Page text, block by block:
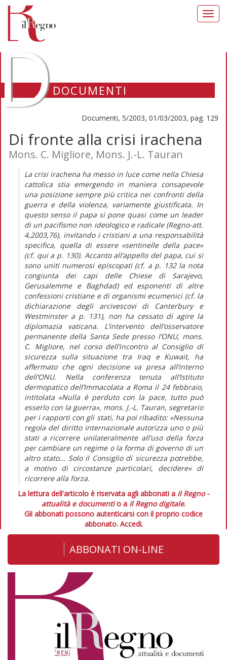
DOCUMENTI
Documenti, 5/2003, 01/03/2003, pag. 129
Di fronte alla crisi irachena
Mons. C. Migliore, Mons. J.-L. Tauran
La crisi irachena ha messo in luce come nella Chiesa
cattolica stia emergendo in maniera consapevole
una posizione sempre più critica nei confronti della
guerra e della violenza, variamente giustificata. In
questo senso il papa si pone quasi come un leader
di un pacifismo non ideologico e radicale (Regno-att.
4,2003,76), invitando i cristiani a una responsabilità
specifica, quella di essere «sentinelle della pace»
(cf. qui a p. 130). Accanto all’appello del papa, cui si
sono uniti numerosi episcopati (cf. a p. 132 la nota
congiunta dei capi delle Chiese di Sarajevo,
Gerusalemme e Baghdad) ed esponenti di altre
confessioni cristiane e di organismi ecumenici (cf. la
dichiarazione degli arcivescovi di Canterbury e
Westminster a p. 131), non ha cessato di agire la
diplomazia vaticana. L’intervento dell’osservatore
permanente della Santa Sede presso l’ONU, mons.
C. Migliore, nel corso dell’incontro al Consiglio di
sicurezza sulla situazione tra Iraq e Kuwait, ha
affermato che ogni decisione va presa all’interno
dell’ONU. Nella conferenza tenuta all’Istituto
dermopatico dell’Immacolata a Roma il 24 febbraio,
intitolata «Nulla è perduto con la pace, tutto può
esserlo con la guerra», mons. J.-L. Tauran, segretario
per i rapporti con gli stati, ha poi ribadito: «Nessuna
regola del diritto internazionale autorizza uno o più
stati a ricorrere unilateralmente all’uso della forza
per cambiare un regime o la forma di governo di un
altro stato... Solo il Consiglio di sicurezza potrebbe,
a motivo di circostanze particolari, decidere» di
ricorrere alla forza.
La lettura dell'articolo è riservata agli abbonati a Il Regno -
attualità e documentio a Il Regno digitale.
Gli abbonati possono autenticarsi con il proprio codice
abbonato. Accedi.
ABBONATI ON-LINE